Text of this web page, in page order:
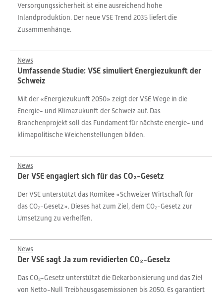
Versorgungssicherheit ist eine ausreichend hohe
Inlandproduktion. Der neue VSE Trend 2035 liefert die
Zusammenhänge.
News
Umfassende Studie: VSE simuliert Energiezukunft der
Schweiz
Mit der «Energiezukunft 2050» zeigt der VSE Wege in die
Energie- und Klimazukunft der Schweiz auf. Das
Branchenprojekt soll das Fundament für nächste energie- und
klimapolitische Weichenstellungen bilden.
News
Der VSE engagiert sich für das CO₂-Gesetz
Der VSE unterstützt das Komitee «Schweizer Wirtschaft für
das CO₂-Gesetz». Dieses hat zum Ziel, dem CO₂-Gesetz zur
Umsetzung zu verhelfen.
News
Der VSE sagt Ja zum revidierten CO₂-Gesetz
Das CO₂-Gesetz unterstützt die Dekarbonisierung und das Ziel
von Netto-Null Treibhausgasemissionen bis 2050. Es garantiert